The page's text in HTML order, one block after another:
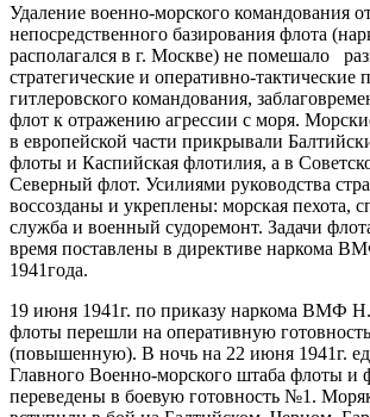
Удаление военно-морского командования
непосредственного базирования флота
располагался в г. Москве) не помешало
стратегические и оперативно-тактические
гитлеровского командования,
флот к отражению агрессии с моря.
в европейской части прикрывали
флоты и Каспийская флотилия, а в
Северный флот. Усилиями руководства
воссозданы и укреплены: морская пехота,
служба и военный судоремонт. Задачи
время поставлены в директиве наркома
1941года.
19 июня 1941г. по приказу наркома ВМФ
флоты перешли на оперативную
(повышенную). В ночь на 22 июня 1941г.
Главного Военно-морского штаба флоты и
переведены в боевую готовность №1.